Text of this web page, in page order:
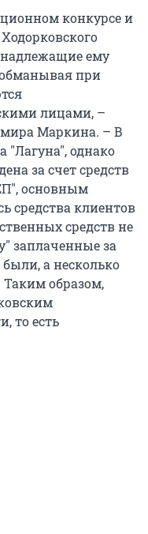
конкурсе и
ему
при
лицами, –
Маркина. – В
"Лагуна", однако
за счет средств
основным
средства клиентов
средств не
заплаченные за
а несколько
Таким образом,
то есть